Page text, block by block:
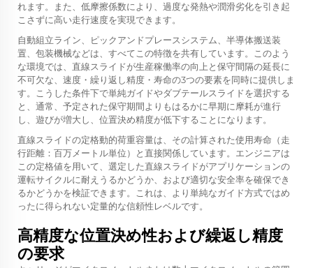
れます。また、低摩擦係数により、過度な発熱や潤滑劣化を引き起
こさずに高い走行速度を実現できます。
自動組立ライン、ピックアンドプレースシステム、半導体搬送装
置、包装機械などは、すべてこの特徴を共有しています。このよう
な環境では、直線スライドが生産稼働率の向上と保守間隔の延長に
不可欠な、速度・繰り返し精度・寿命の3つの要素を同時に提供しま
す。こうした条件下で単純ガイドやダブテールスライドを選択する
と、通常、予定された保守期間よりもはるかに早期に摩耗が進行
し、遊びが増大し、位置決め精度が低下することになります。
直線スライドの定格動的荷重容量は、その計算された使用寿命（走
行距離：百万メートル単位）と直接関係しています。エンジニアは
この定格値を用いて、選定した直線スライドがアプリケーションの
運転サイクルに耐えうるかどうか、および適切な安全率を確保でき
るかどうかを検証できます。これは、より単純なガイド方式ではめ
ったに得られない定量的な信頼性レベルです。
高精度な位置決め性および繰返し精度
の要求